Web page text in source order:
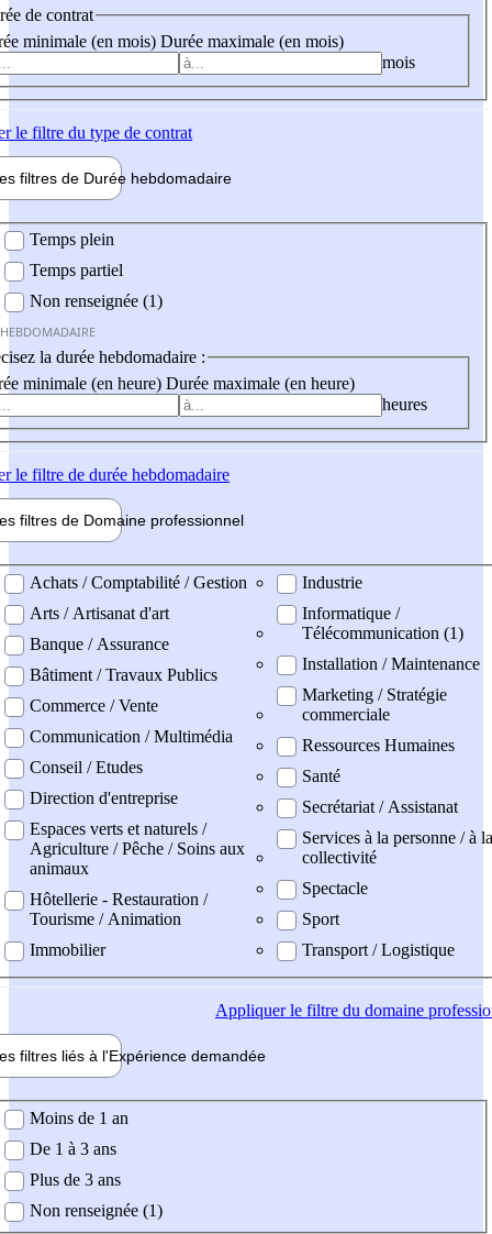
de contrat
minimale (en mois) Durée maximale (en mois)
mois
le filtre du type de contrat
filtres de Durée hebdomadaire
Temps plein
Temps partiel
Non renseignée (1)
la durée hebdomadaire :
minimale (en heure) Durée maximale (en heure)
heures
le filtre de durée hebdomadaire
filtres de Domaine professionnel
professionel
Achats / Comptabilité / Gestion
Arts / Artisanat d'art
Banque / Assurance
Bâtiment / Travaux Publics
Commerce / Vente
Communication / Multimédia
Conseil / Etudes
Direction d'entreprise
Espaces verts et naturels /
Agriculture / Pêche / Soins aux
animaux
Hôtellerie - Restauration /
Tourisme / Animation
Immobilier
Industrie
Informatique /
Télécommunication (1)
Installation / Maintenance
Marketing / Stratégie
commerciale
Ressources Humaines
Santé
Secrétariat / Assistanat
Services à la personne / à la
collectivité
Spectacle
Sport
Transport / Logistique
Appliquerle filtre du domaine
filtres liés à l'Expérience demandée
demandée
Moins de 1 an
De 1 à 3 ans
Plus de 3 ans
Non renseignée (1)